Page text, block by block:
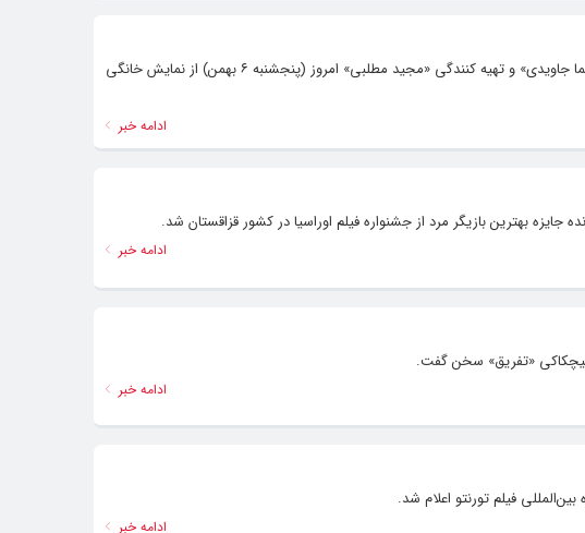
اولین قسمت از سریال «آکتور» به نویسندگی و کارگردانی «نیما جاویدی» و تهیه کنندگی «مجید مطلبی» امروز (پنجشنبه ۶ بهمن) از نمایش خانگی
ادامه خبر
بهترین بازیگر مرد از جشنواره فیلم اوراسیا در کشور قزاقستان شد.
ادامه خبر
«تفریق» سخن گفت.
ادامه خبر
فیلم تورنتو اعلام شد.
ادامه خبر